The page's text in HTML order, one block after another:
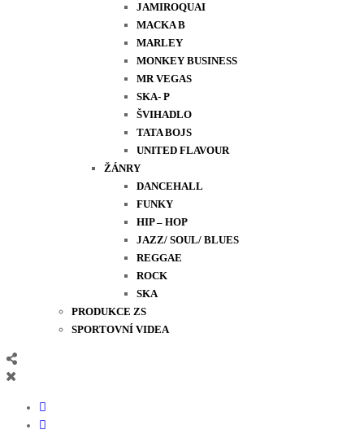
JAMIROQUAI
MACKA B
MARLEY
MONKEY BUSINESS
MR VEGAS
SKA- P
ŠVIHADLO
TATA BOJS
UNITED FLAVOUR
ŽÁNRY
DANCEHALL
FUNKY
HIP – HOP
JAZZ/ SOUL/ BLUES
REGGAE
ROCK
SKA
PRODUKCE ZS
SPORTOVNÍ VIDEA